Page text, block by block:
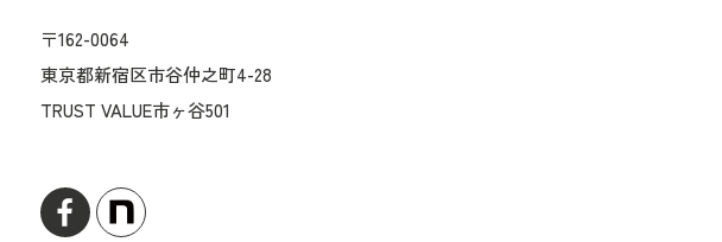
〒162-0064
東京都新宿区市谷仲之町4-28
TRUST VALUE市ヶ谷501